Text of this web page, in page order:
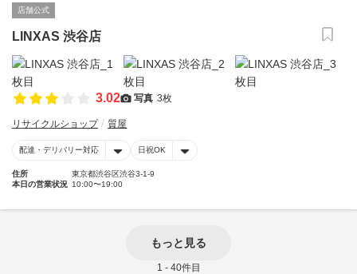
店舗公式
LINXAS 渋谷店
3.02 写真 3枚
リサイクルショップ 質屋
配達・デリバリー対応 日祝OK
住所
東京都渋谷区渋谷3-1-9
本日の営業状況 10:00〜19:00
もっと見る
1 - 40件目